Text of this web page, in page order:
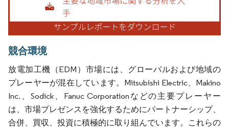
競合環境
放電加工機（EDM）市場には、グローバルおよび地域の
プレーヤーが混在しています。Mitsubishi Electric、Makino
Inc.、Sodick、Fanuc Corporationなどの主要プレーヤー
は、市場プレゼンスを強化するためにパートナーシップ、
合併、買収、投資に積極的に取り組んでいます。これらの